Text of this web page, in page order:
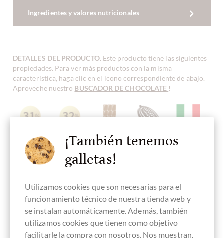
Ingredientes y valores nutricionales
DETALLES DEL PRODUCTO. Este producto tiene las siguientes
propiedades. Para ver más productos con la misma
característica, haga clic en el icono correspondiente de abajo.
Aproveche nuestro BUSCADOR DE CHOCOLATE !
Contenido
31 %
Contenido
32 %
chocolate con
leche
Blend, Mezcla
de Cacao
Fabricado en
chocolate con
avellanas
Chocolate con
avellanas
enteras
sin gluten
Embalaje
marrón
Barras de
chocolate
¡También tenemos
galletas!
Utilizamos cookies que son necesarias para el
funcionamiento técnico de nuestra tienda web y
se instalan automáticamente. Además, también
utilizamos cookies que tienen como objetivo
facilitarle la compra con nosotros. Nos muestran,